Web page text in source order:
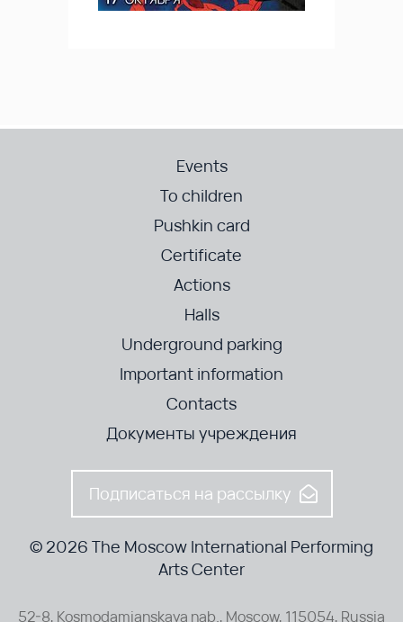
Events
To children
Pushkin card
Certificate
Actions
Halls
Underground parking
Important information
Contacts
Документы учреждения
Подписаться на рассылку
© 2026 The Moscow International Performing
Arts Center
52-8, Kosmodamianskaya nab., Moscow, 115054, Russia